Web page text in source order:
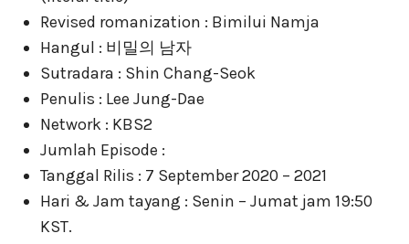
Revised romanization : Bimilui Namja
Hangul : 비밀의 남자
Sutradara : Shin Chang-Seok
Penulis : Lee Jung-Dae
Network : KBS2
Jumlah Episode :
Tanggal Rilis : 7 September 2020 – 2021
Hari & Jam tayang : Senin – Jumat jam 19:50
KST.